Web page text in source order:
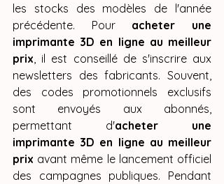
les stocks des modèles de l'année
précédente. Pour acheter une
imprimante 3D en ligne au meilleur
prix, il est conseillé de s'inscrire aux
newsletters des fabricants. Souvent,
des codes promotionnels exclusifs
sont envoyés aux abonnés,
permettant d'acheter une
imprimante 3D en ligne au meilleur
prix avant même le lancement officiel
des campagnes publiques. Pendant